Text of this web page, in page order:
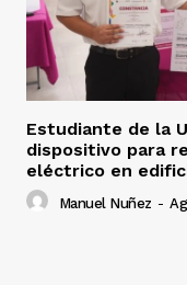
Estudiante de la
dispositivo para
eléctrico en
Manuel Nuñez -